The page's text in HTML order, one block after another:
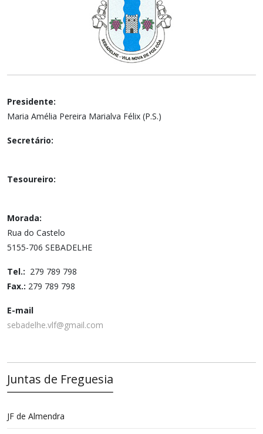
Presidente:
Maria Amélia Pereira Marialva Félix (P.S.)
Secretário:
Tesoureiro:
Morada:
Rua do Castelo
5155-706 SEBADELHE
Tel.: 279 789 798
Fax.: 279 789 798
E-mail
sebadelhe.vlf@gmail.com
Juntas de Freguesia
JF de Almendra